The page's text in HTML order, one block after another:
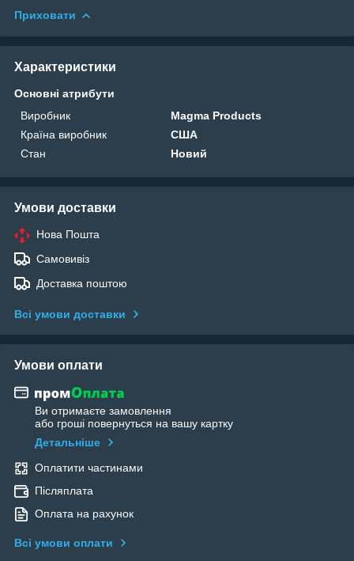
Приховати
Характеристики
Основні атрибути
Виробник
Magma Products
Країна виробник
США
Стан
Новий
Умови доставки
Нова Пошта
Самовивіз
Доставка поштою
Всі умови доставки
Умови оплати
Ви отримаєте замовлення
або гроші повернуться на вашу картку
Детальніше
Оплатити частинами
Післяплата
Оплата на рахунок
Всі умови оплати